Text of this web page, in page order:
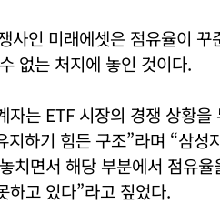
사인 미래에셋은 점유율이
없는 처지에 놓인 것이다.
자는 ETF 시장의 경쟁 상황
지하기 힘든 구조”라며 “삼
치면서 해당 부분에서 점유
하고 있다”라고 짚었다.